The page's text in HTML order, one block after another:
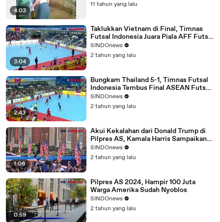
4:03
11 tahun yang lalu
3:04
Taklukkan Vietnam di Final, Timnas
Futsal Indonesia Juara Piala AFF Futsal
2024
SINDOnews
2 tahun yang lalu
2:43
Bungkam Thailand 5-1, Timnas Futsal
Indonesia Tembus Final ASEAN Futsal
Championship 2024
SINDOnews
2 tahun yang lalu
1:06
Akui Kekalahan dari Donald Trump di
Pilpres AS, Kamala Harris Sampaikan
Pidato Konsesi
SINDOnews
2 tahun yang lalu
0:59
Pilpres AS 2024, Hampir 100 Juta
Warga Amerika Sudah Nyoblos
SINDOnews
2 tahun yang lalu